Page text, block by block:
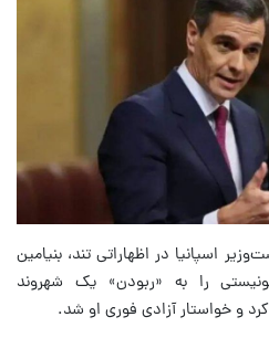
اسپانیا در اظهاراتی تند، بنیامین
را به «ربودن» یک شهروند
و خواستار آزادی فوری او شد.